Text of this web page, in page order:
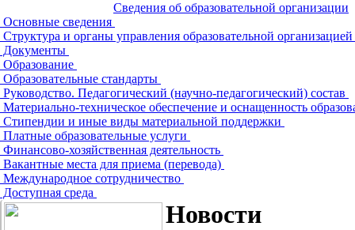
Сведения об образовательной организации
Основные сведения
Структура и органы управления образовательной организацией
Документы
Образование
Образовательные стандарты
Руководство. Педагогический (научно-педагогический) состав
Материально-техническое обеспечение и оснащенность
Стипендии и иные виды материальной поддержки
Платные образовательные услуги
Финансово-хозяйственная деятельность
Вакантные места для приема (перевода)
Международное сотрудничество
Доступная среда
Новости